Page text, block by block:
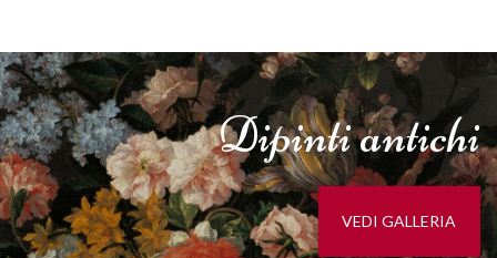
Dipintiantichi
VEDI GALLERIA